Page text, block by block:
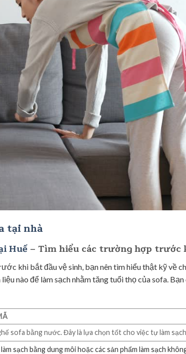
tại nhà
Huế – Tìm hiểu các trường hợp trước
khi bắt đầu vệ sinh, bạn nên tìm hiểu thật kỹ về
nào để làm sạch nhằm tăng tuổi thọ của sofa.
sofa bằng nước. Đây là lựa chọn tốt cho việc tự làm
sạch bằng dung môi hoặc các sản phẩm làm sạch